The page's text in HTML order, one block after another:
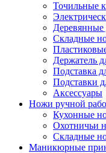
Точильные
Деревянные
Складные
Держатель
Подставка
Подставки
Аксессуары
Ножи ручной
Кухонные
Охотничьи
Складные
Маникюрные